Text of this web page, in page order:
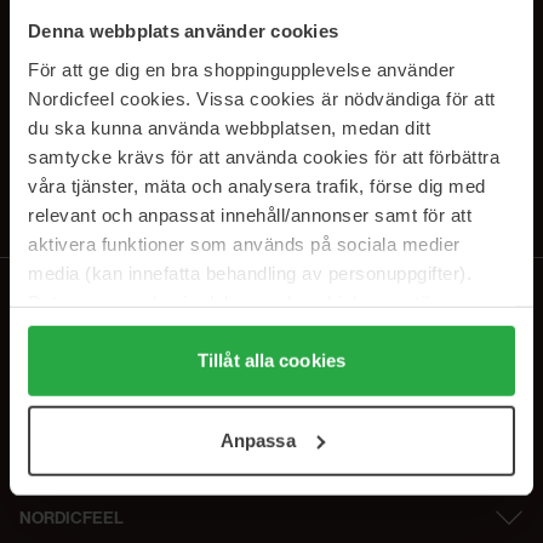
Denna webbplats använder cookies
För att ge dig en bra shoppingupplevelse använder
Nordicfeel cookies. Vissa cookies är nödvändiga för att
du ska kunna använda webbplatsen, medan ditt
samtycke krävs för att använda cookies för att förbättra
våra tjänster, mäta och analysera trafik, förse dig med
relevant och anpassat innehåll/annonser samt för att
aktivera funktioner som används på sociala medier
media (kan innefatta behandling av personuppgifter).
Genom att trycka på "Tillåt alla cookies" accepterar du
alla cookies, medan du under "Detaljer" kan anpassa
användningen av cookies. Du kan när som helst återkalla
samt vår Integritetspolicy.
Tillåt alla cookies
Anpassa
SUBSCRIBE TO OUR
NEWSLETTER
Sähköposti
Tilaamalla hyväksyttietosuojakäytäntömme. Peruuta tilaus milloin
NORDICFEEL